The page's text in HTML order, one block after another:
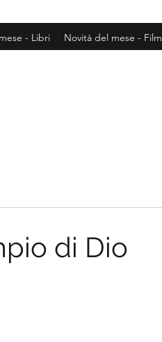
Novità del mese - Film
- Libri
di Dio